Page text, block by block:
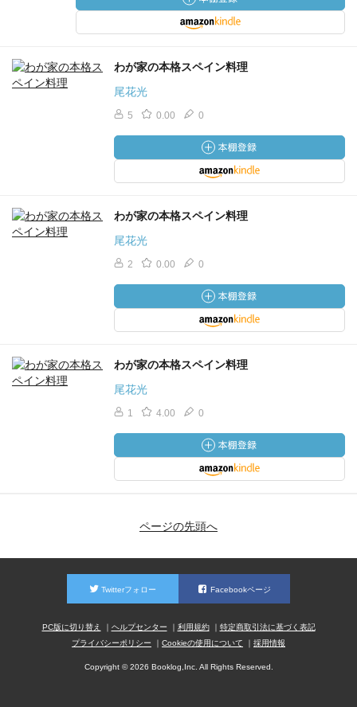
わが家の本格スペイン料理
尾花光
5 0.00 0
わが家の本格スペイン料理
尾花光
2 0.00 0
わが家の本格スペイン料理
尾花光
1 4.00 0
ページの先頭へ
Twitterフォロー Facebookページ
PC版に切り替え ヘルプセンター 利用規約
特定商取引法に基づく表記
プライバシーポリシー
Cookieの使用について 採用情報
Copyright © 2026 Booklog,Inc. All Rights Reserved.